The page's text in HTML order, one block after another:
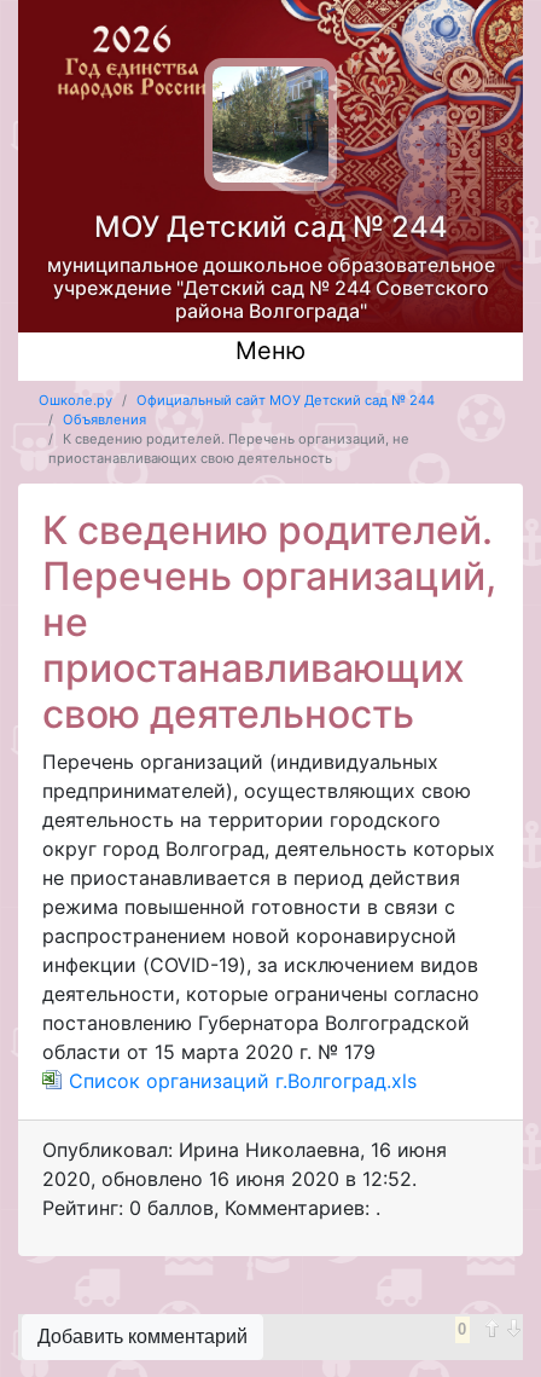
МОУ Детский сад № 244
муниципальное дошкольное образовательное
учреждение "Детский сад № 244 Советского
района Волгограда"
Меню
Ошколе.ру
Официальный сайт МОУ Детский сад № 244
Объявления
К сведению родителей. Перечень организаций, не
приостанавливающих свою деятельность
К сведению родителей.
Перечень организаций,
не
приостанавливающих
свою деятельность
Перечень организаций (индивидуальных
предпринимателей), осуществляющих свою
деятельность на территории городского
округ город Волгоград, деятельность которых
не приостанавливается в период действия
режима повышенной готовности в связи с
распространением новой коронавирусной
инфекции (COVID-19), за исключением видов
деятельности, которые ограничены согласно
постановлению Губернатора Волгоградской
области от 15 марта 2020 г. № 179
Список организаций г.Волгоград.xls
Опубликовал: Ирина Николаевна, 16 июня
2020, обновлено 16 июня 2020 в 12:52.
Рейтинг: 0 баллов, Комментариев: .
0
Добавить комментарий